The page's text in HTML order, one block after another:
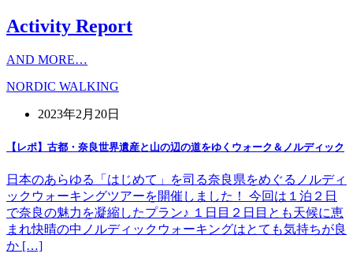
Activity Report
AND MORE…
NORDIC WALKING
2023年2月20日
【レポ】古都・奈良世界遺産と山の辺の道をゆくウォーク＆ノルディック
日本のあらゆる「はじめて」を司る奈良県をめぐるノルディ
ックウォーキングツアーを開催しました！ 今回は１泊２日
で奈良の魅力を凝縮したプラン♪ １日目２日目とも天候に恵
まれ快晴の中ノルディックウォーキングはとても気持ちが良
か […]